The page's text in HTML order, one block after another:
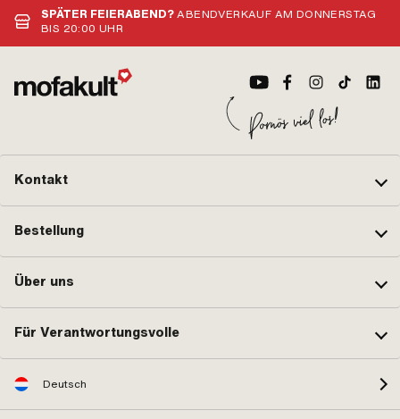
SPÄTER FEIERABEND?ABENDVERKAUF AM DONNERSTAG
BIS 20:00 UHR
Kontakt
Bestellung
Über uns
Für Verantwortungsvolle
Deutsch